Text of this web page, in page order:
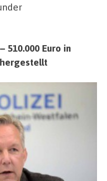
510.000 Euro in